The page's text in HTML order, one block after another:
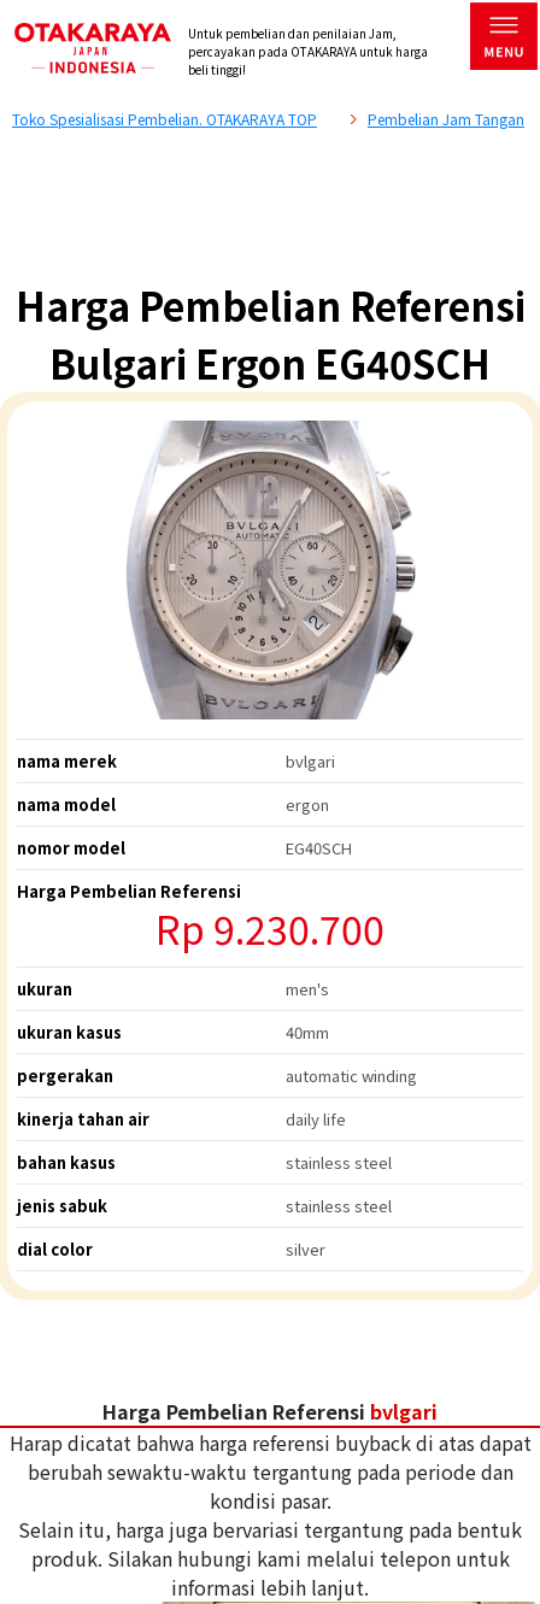
Untuk pembelian dan penilaian Jam,
percayakan pada OTAKARAYA untuk harga
beli tinggi!
Toko Spesialisasi Pembelian. OTAKARAYA TOP Pembelian Jam Tangan
Harga Pembelian Referensi
Bulgari Ergon EG40SCH
nama merek
bvlgari
nama model
ergon
nomor model
EG40SCH
Harga Pembelian Referensi
Rp 9.230.700
ukuran
men's
ukuran kasus
40mm
pergerakan
automatic winding
kinerja tahan air
daily life
bahan kasus
stainless steel
jenis sabuk
stainless steel
dial color
silver
Harga Pembelian Referensi bvlgari
Harap dicatat bahwa harga referensi buyback di atas dapat
berubah sewaktu-waktu tergantung pada periode dan
kondisi pasar.
Selain itu, harga juga bervariasi tergantung pada bentuk
produk. Silakan hubungi kami melalui telepon untuk
informasi lebih lanjut.